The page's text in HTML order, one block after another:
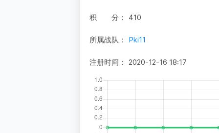
积 分： 410
所属战队： Pki11
注册时间： 2020-12-16 18:17